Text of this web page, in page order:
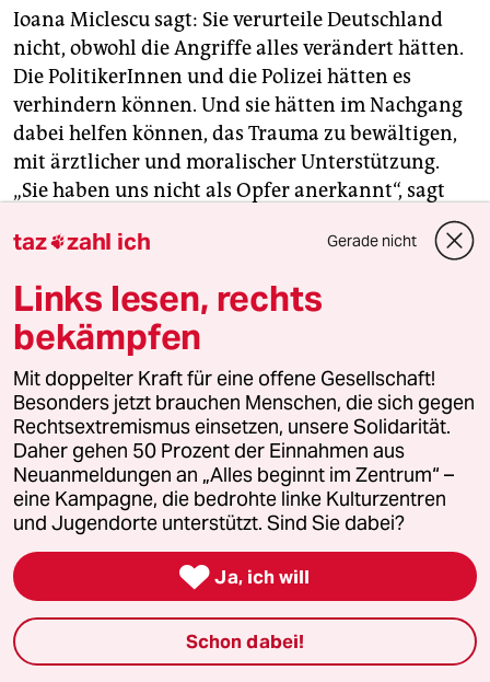
Ioana Miclescu sagt: Sie verurteile Deutschland
nicht, obwohl die Angriffe alles verändert hätten.
Die PolitikerInnen und die Polizei hätten es
verhindern können. Und sie hätten im Nachgang
dabei helfen können, das Trauma zu bewältigen,
mit ärztlicher und moralischer Unterstützung.
„Sie haben uns nicht als Opfer anerkannt“, sagt
Das Gespräch wühlt sie sichtlich auf. Wir wollen
noch Fotos mit ihr machen. „Das macht ihr
Freude“, sagt Izabela Tiberiade. Und tatsächlich:
Als Ioana Miclescu für die Kamera posiert, ist es
einer der wenigen gelösten Momente unserer
Begegnung. In diesem Moment in ihrem Garten
ist sie kein Opfer, sondern steht aufrecht da und
schaut mit festem Blick in die Kamera.
Vielleicht ist es die Situation mit ihrer Mutter, die
die Tochter dazu ermutigt, noch mehr in die
Vergangenheit ihrer Familie einzutauchen. Sie
nimmt uns mit zu ihrem Großonkel. Er war auch
in Rostock-Lichtenhagen und lebt bis heute in
taz zahl ich Gerade nicht
Links lesen, rechts
bekämpfen
Mit doppelter Kraft für eine offene Gesellschaft!
Besonders jetzt brauchen Menschen, die sich gegen
Rechtsextremismus einsetzen, unsere Solidarität.
Daher gehen 50 Prozent der Einnahmen aus
Neuanmeldungen an „Alles beginnt im Zentrum“ –
eine Kampagne, die bedrohte linke Kulturzentren
und Jugendorte unterstützt. Sind Sie dabei?
 Ja, ich will
Schon dabei!